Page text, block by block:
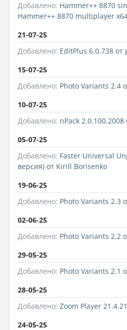
Добавлено: Hammer++ 8870
Hammer++ 8870 multiplayer
21-07-25
Добавлено: EditPlus 6.0.738 от
15-07-25
Добавлено: Photo Variants 2.4
10-07-25
Добавлено: nPack 2.0.100.2008
05-07-25
Добавлено: Faster Universal
версия) от Kirill Borisenko
19-06-25
Добавлено: Photo Variants 2.3
02-06-25
Добавлено: Photo Variants 2.2
29-05-25
Добавлено: Photo Variants 2.1
28-05-25
Добавлено: Zoom Player
24-05-25